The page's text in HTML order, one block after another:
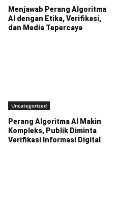
Menjawab Perang Algoritma
AI dengan Etika, Verifikasi,
dan Media Tepercaya
Uncategorized
Perang Algoritma AI Makin
Kompleks, Publik Diminta
Verifikasi Informasi Digital